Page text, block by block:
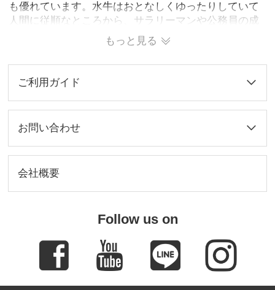
も優れています。水牛はおとなしくゆったりしていて
人間に従順なところから、サラリーマンや公務員の成
功、出世を望む方に良い印材です。主としてベトナム
をはじめとする東南アジア産の水牛の角です。主なる
成分が蛋白質であるため、印材としてとても丈夫でい
つもお客様の間にとてもポピュラーなのです。水気に
弱いので、使用後をよく拭く事お勧めです。
もっと見る
ご利用ガイド
お問い合わせ
会社概要
Follow us on